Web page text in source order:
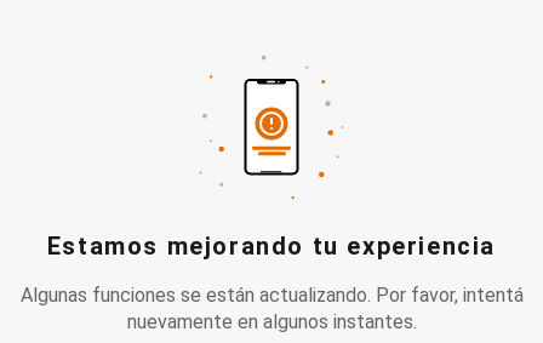
Estamos mejorando tu experiencia
Algunas funciones se están actualizando. Por favor, intentá
nuevamente en algunos instantes.